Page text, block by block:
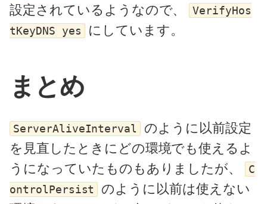
設定されているようなので、 VerifyHos
tKeyDNS yes にしています。
まとめ
ServerAliveInterval
のように以前設定
を見直したときにどの環境でも使えるよ
うになっていたものもありましたが、 C
ontrolPersist
のように以前は使えない